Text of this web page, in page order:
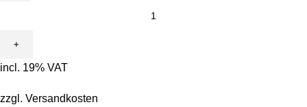
Ausmalen
-
Carli
incl. 19% VAT
zzgl. Versandkosten